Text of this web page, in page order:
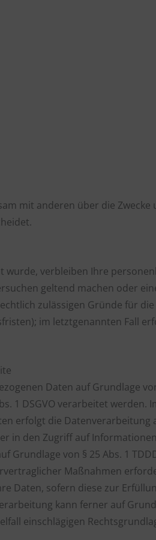
mit anderen über die Zwecke
verbleiben Ihre
geltend machen oder
zulässigen Gründe für
im letztgenannten Fall
Daten auf Grundlage
1 DSGVO verarbeitet werden.
erfolgt die Datenverarbeitung
in den Zugriff auf
von § 25 Abs. 1
Maßnahmen
Daten, sofern diese zur
kann ferner auf
einschlägigen